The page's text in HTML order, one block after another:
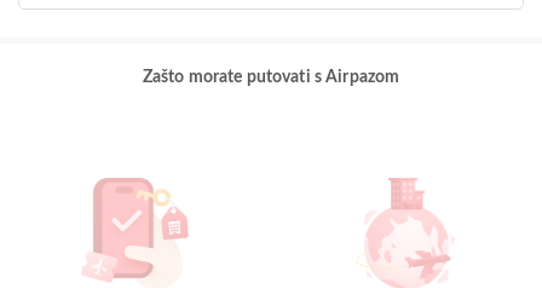
Zašto morate putovati s Airpazom